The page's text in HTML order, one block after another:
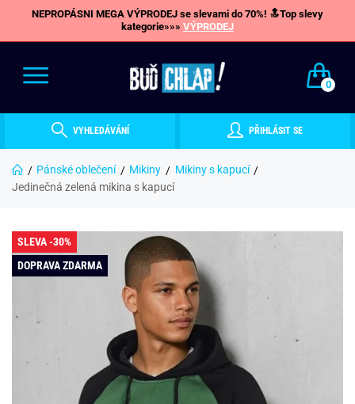
NEPROPÁSNI MEGA VÝPRODEJ se slevami do 70%! 🔝Top slevy
kategorie»»» VÝPRODEJ
0
VYHLEDÁVÁNÍ PŘIHLÁSIT SE
Pánské oblečení Mikiny
Mikiny s kapucí
Jedinečná zelená mikina s kapucí
SLEVA -30%
DOPRAVA ZDARMA